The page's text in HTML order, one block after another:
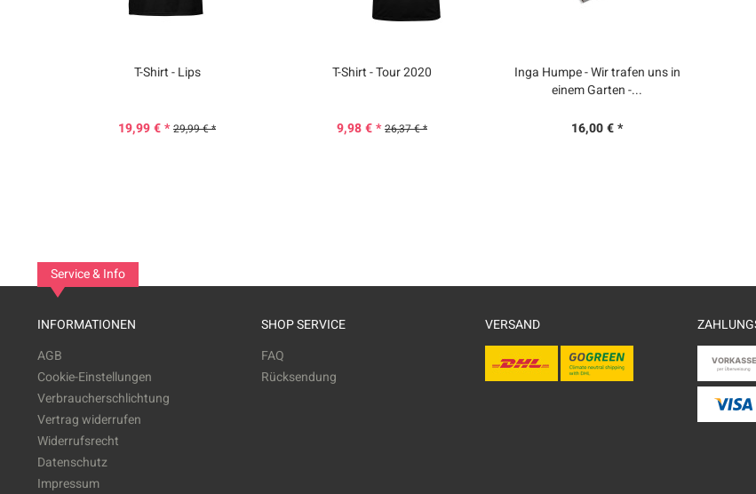
T-Shirt - Lips
19,99 € * 29,99 € *
T-Shirt - Tour 2020
9,98 € * 26,37 € *
Inga Humpe - Wir trafen uns in
einem Garten -...
16,00 € *
Service & Info
INFORMATIONEN
AGB
Cookie-Einstellungen
Verbraucherschlichtung
Vertrag widerrufen
Widerrufsrecht
Datenschutz
Impressum
SHOP SERVICE
FAQ
Rücksendung
VERSAND